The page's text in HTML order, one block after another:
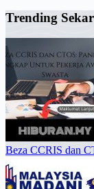
Trending
Beza CCRIS dan